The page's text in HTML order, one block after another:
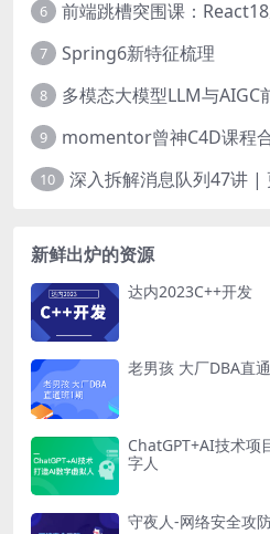
6 前端跳槽突围课：
7 Spring6新特征梳理
8 多模态大模型LLM与AIGC
9 momentor曾神C4D课程
10 深入拆解消息队列47讲 |
新鲜出炉的资源
达内2023C++开发
老男孩 大厂DBA直
ChatGPT+AI技术项
字人
守夜人-网络安全攻